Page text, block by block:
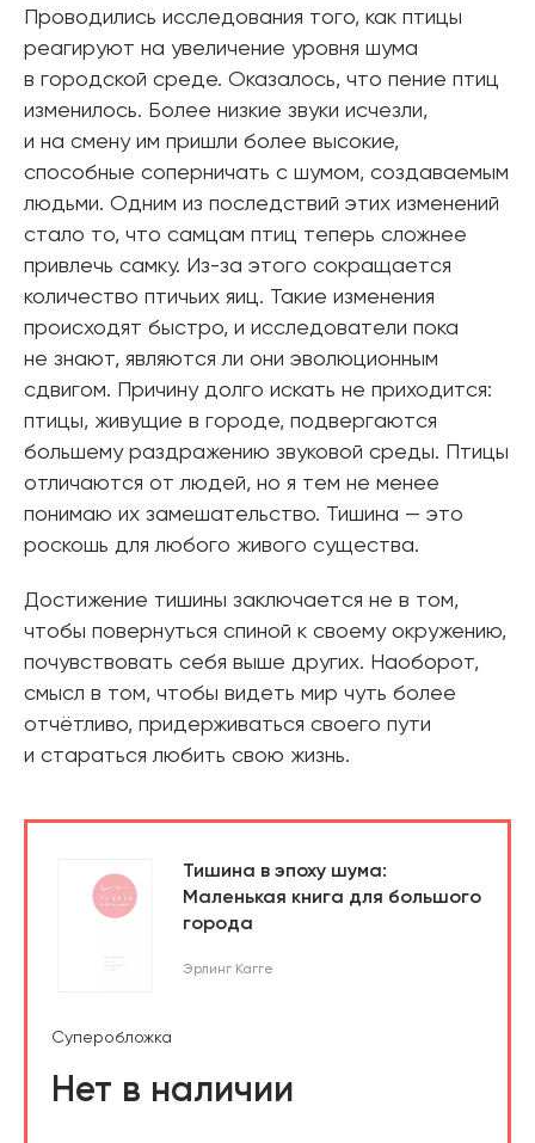
Проводились исследования того, как птицы
реагируют на увеличение уровня шума
в городской среде. Оказалось, что пение птиц
изменилось. Более низкие звуки исчезли,
и на смену им пришли более высокие,
способные соперничать с шумом, создаваемым
людьми. Одним из последствий этих изменений
стало то, что самцам птиц теперь сложнее
привлечь самку. Из-за этого сокращается
количество птичьих яиц. Такие изменения
происходят быстро, и исследователи пока
не знают, являются ли они эволюционным
сдвигом. Причину долго искать не приходится:
птицы, живущие в городе, подвергаются
большему раздражению звуковой среды. Птицы
отличаются от людей, но я тем не менее
понимаю их замешательство. Тишина — это
роскошь для любого живого существа.
Достижение тишины заключается не в том,
чтобы повернуться спиной к своему окружению,
почувствовать себя выше других. Наоборот,
смысл в том, чтобы видеть мир чуть более
отчётливо, придерживаться своего пути
и стараться любить свою жизнь.
Тишина в эпоху шума:
Маленькая книга для большого
города
Эрлинг Кагге
Суперобложка
Нет в наличии